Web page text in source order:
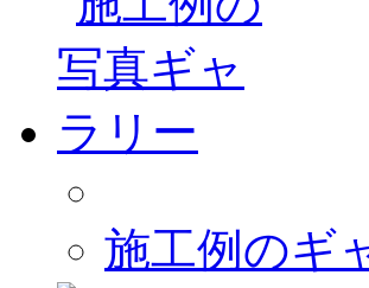
施工例のギ